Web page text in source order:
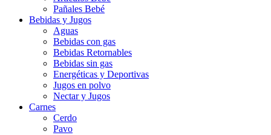
Pañales Bebé
Bebidas y Jugos
Aguas
Bebidas con gas
Bebidas Retornables
Bebidas sin gas
Energéticas y Deportivas
Jugos en polvo
Nectar y Jugos
Carnes
Cerdo
Pavo